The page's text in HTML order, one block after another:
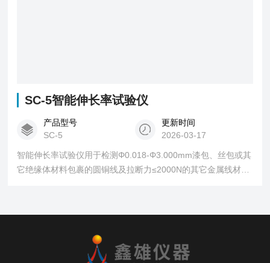
SC-5智能伸长率试验仪
产品型号
SC-5
更新时间
2026-03-17
智能伸长率试验仪用于检测Φ0.018-Φ3.000mm漆包、丝包或其
它绝缘体材料包裹的圆铜线及拉断力≤2000N的其它金属线材的